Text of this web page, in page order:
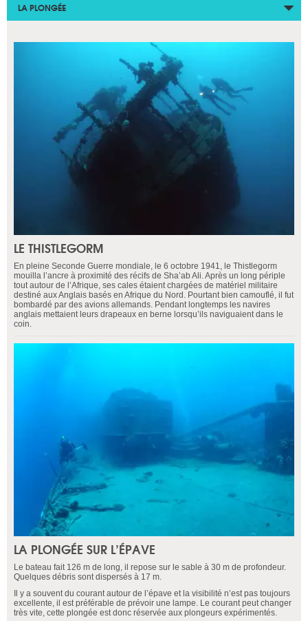
LA PLONGÉE
LE THISTLEGORM
En pleine Seconde Guerre mondiale, le 6 octobre 1941, le Thistlegorm
mouilla l’ancre à proximité des récifs de Sha’ab Ali. Après un long périple
tout autour de l’Afrique, ses cales étaient chargées de matériel militaire
destiné aux Anglais basés en Afrique du Nord. Pourtant bien camouflé, il fut
bombardé par des avions allemands. Pendant longtemps les navires
anglais mettaient leurs drapeaux en berne lorsqu’ils naviguaient dans le
coin.
LA PLONGÉE SUR L’ÉPAVE
Le bateau fait 126 m de long, il repose sur le sable à 30 m de profondeur.
Quelques débris sont dispersés à 17 m.
Il y a souvent du courant autour de l’épave et la visibilité n’est pas toujours
excellente, il est préférable de prévoir une lampe. Le courant peut changer
très vite, cette plongée est donc réservée aux plongeurs expérimentés.